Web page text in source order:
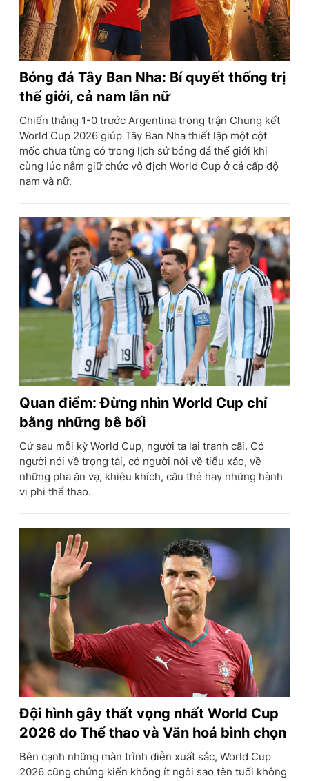
Bóng đá Tây Ban Nha: Bí quyết thống trị
thế giới, cả nam lẫn nữ
Chiến thắng 1-0 trước Argentina trong trận Chung kết
World Cup 2026 giúp Tây Ban Nha thiết lập một cột
mốc chưa từng có trong lịch sử bóng đá thế giới khi
cùng lúc nắm giữ chức vô địch World Cup ở cả cấp độ
nam và nữ.
Quan điểm: Đừng nhìn World Cup chỉ
bằng những bê bối
Cứ sau mỗi kỳ World Cup, người ta lại tranh cãi. Có
người nói về trọng tài, có người nói về tiểu xảo, về
những pha ăn vạ, khiêu khích, câu thẻ hay những hành
vi phi thể thao.
Đội hình gây thất vọng nhất World Cup
2026 do Thể thao và Văn hoá bình chọn
Bên cạnh những màn trình diễn xuất sắc, World Cup
2026 cũng chứng kiến không ít ngôi sao tên tuổi không